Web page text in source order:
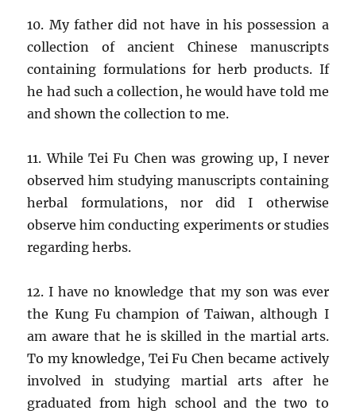
10. My father did not have in his possession a
collection of ancient Chinese manuscripts
containing formulations for herb products. If
he had such a collection, he would have told me
and shown the collection to me.
11. While Tei Fu Chen was growing up, I never
observed him studying manuscripts containing
herbal formulations, nor did I otherwise
observe him conducting experiments or studies
regarding herbs.
12. I have no knowledge that my son was ever
the Kung Fu champion of Taiwan, although I
am aware that he is skilled in the martial arts.
To my knowledge, Tei Fu Chen became actively
involved in studying martial arts after he
graduated from high school and the two to